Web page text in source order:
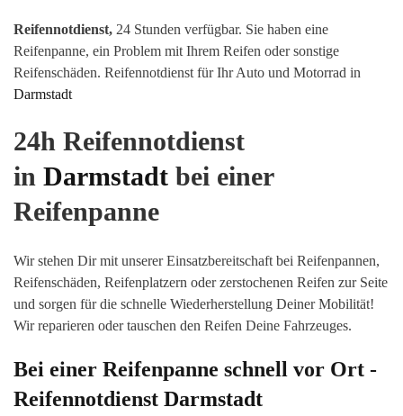
Reifennotdienst, 24 Stunden verfügbar. Sie haben eine
Reifenpanne, ein Problem mit Ihrem Reifen oder sonstige
Reifenschäden. Reifennotdienst für Ihr Auto und Motorrad in
Darmstadt
24h Reifennotdienst
in Darmstadt bei einer
Reifenpanne
Wir stehen Dir mit unserer Einsatzbereitschaft bei Reifenpannen,
Reifenschäden, Reifenplatzern oder zerstochenen Reifen zur Seite
und sorgen für die schnelle Wiederherstellung Deiner Mobilität!
Wir reparieren oder tauschen den Reifen Deine Fahrzeuges.
Bei einer Reifenpanne schnell vor Ort -
Reifennotdienst Darmstadt